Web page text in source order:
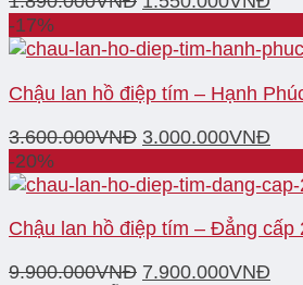
-17%
Chậu lan hồ điệp tím – Hạnh
3.600.000VNĐ 3.000.000VNĐ
-20%
Chậu lan hồ điệp tím – Đẳng cấp
9.900.000VNĐ 7.900.000VNĐ